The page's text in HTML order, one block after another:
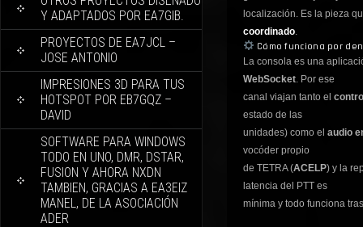
Y ADAPTADOS POR EA7GIB.
PROYECTOS DE EA7JCL –
JOSE ANTONIO
IMPRESIONES 3D PARA TUS
HOTSPOT POR EB7GQZ –
DAVID
SOFTWARE PARA WINDOWS
TODO EN UNO, DMR, DSTAR,
FUSION Y AHORA NXDN
TAMBIEN, GRACIAS A EA3EIZ
MANEL, DE LA ASOCIACIÓN
ADER
localización. Es la pieza
coordinado.
Cómo funciona por
La consola es una
WebSocket. Por ese
canal viajan tanto el
estado de las
unidades) como el audio
vocóder propio
de TETRA (ACELP) y la
latencia del PTT es
mínima y todo funciona